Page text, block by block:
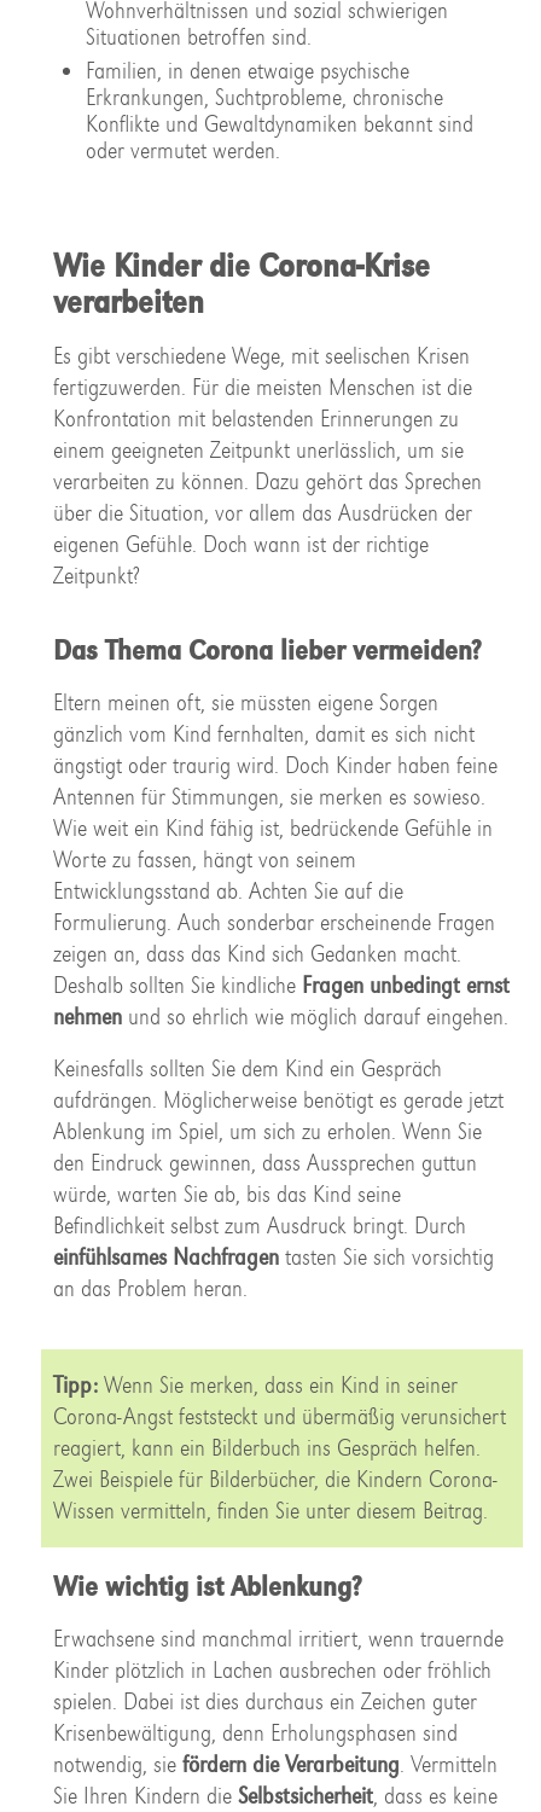
Wohnverhältnissen und sozial schwierigen
Situationen betroffen sind.
Familien, in denen etwaige psychische
Erkrankungen, Suchtprobleme, chronische
Konflikte und Gewaltdynamiken bekannt sind
oder vermutet werden.
Wie Kinder die Corona-Krise
verarbeiten
Es gibt verschiedene Wege, mit seelischen Krisen
fertigzuwerden. Für die meisten Menschen ist die
Konfrontation mit belastenden Erinnerungen zu
einem geeigneten Zeitpunkt unerlässlich, um sie
verarbeiten zu können. Dazu gehört das Sprechen
über die Situation, vor allem das Ausdrücken der
eigenen Gefühle. Doch wann ist der richtige
Zeitpunkt?
Das Thema Corona lieber vermeiden?
Eltern meinen oft, sie müssten eigene Sorgen
gänzlich vom Kind fernhalten, damit es sich nicht
ängstigt oder traurig wird. Doch Kinder haben feine
Antennen für Stimmungen, sie merken es sowieso.
Wie weit ein Kind fähig ist, bedrückende Gefühle in
Worte zu fassen, hängt von seinem
Entwicklungsstand ab. Achten Sie auf die
Formulierung. Auch sonderbar erscheinende Fragen
zeigen an, dass das Kind sich Gedanken macht.
Deshalb sollten Sie kindliche Fragen unbedingt ernst
nehmenund so ehrlich wie möglich darauf eingehen.
Keinesfalls sollten Sie dem Kind ein Gespräch
aufdrängen. Möglicherweise benötigt es gerade jetzt
Ablenkung im Spiel, um sich zu erholen. Wenn Sie
den Eindruck gewinnen, dass Aussprechen guttun
würde, warten Sie ab, bis das Kind seine
Befindlichkeit selbst zum Ausdruck bringt. Durch
einfühlsames Nachfragentasten Sie sich vorsichtig
an das Problem heran.
Tipp:Wenn Sie merken, dass ein Kind in seiner
Corona-Angst feststeckt und übermäßig verunsichert
reagiert, kann ein Bilderbuch ins Gespräch helfen.
Zwei Beispiele für Bilderbücher, die Kindern Corona-
Wissen vermitteln, finden Sie unter diesem Beitrag.
Wie wichtig ist Ablenkung?
Erwachsene sind manchmal irritiert, wenn trauernde
Kinder plötzlich in Lachen ausbrechen oder fröhlich
spielen. Dabei ist dies durchaus ein Zeichen guter
Krisenbewältigung, denn Erholungsphasen sind
notwendig, sie fördern die Verarbeitung. Vermitteln
Sie Ihren Kindern die Selbstsicherheit, dass es keine